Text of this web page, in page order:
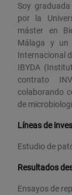
Soy
por la
máster en
Málaga y un
Internacional
IBYDA
contrato
colaborando
de
Líneas de
Estudio de
Resultados
Ensayos de